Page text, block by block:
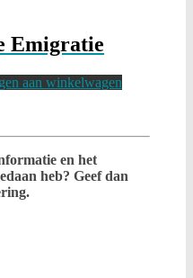
Emigratie
aan winkelwagen
en het
heb? Geef dan